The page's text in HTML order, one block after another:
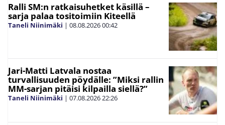
Ralli SM:n ratkaisuhetket käsillä –
sarja palaa tositoimiin Kiteellä
Taneli Niinimäki | 08.08.202600:42
Jari-Matti Latvala nostaa
turvallisuuden pöydälle: ”Miksi rallin
MM-sarjan pitäisi kilpailla siellä?”
Taneli Niinimäki | 07.08.202622:26